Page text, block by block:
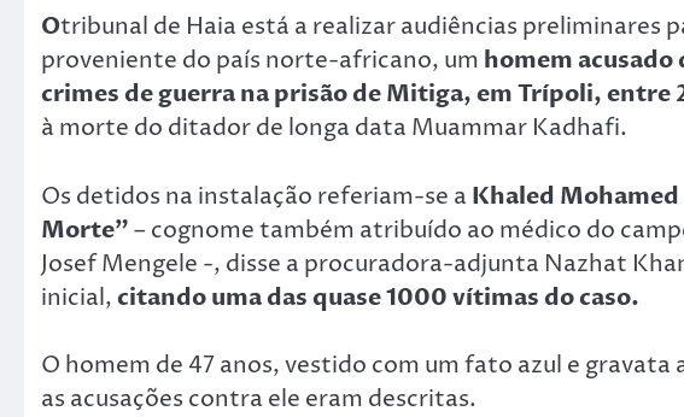
Otribunal de Haia está a realizar audiências preliminares
proveniente do país norte-africano, um homem acusado
crimes de guerra na prisão de Mitiga, em Trípoli, entre
à morte do ditador de longa data Muammar Kadhafi.
Os detidos na instalação referiam-se a Khaled
Morte”– cognome também atribuído ao médico do
Josef Mengele -, disse a procuradora-adjunta Nazhat
inicial,citando uma das quase 1000 vítimas do caso.
O homem de 47 anos, vestido com um fato azul e
as acusações contra ele eram descritas.